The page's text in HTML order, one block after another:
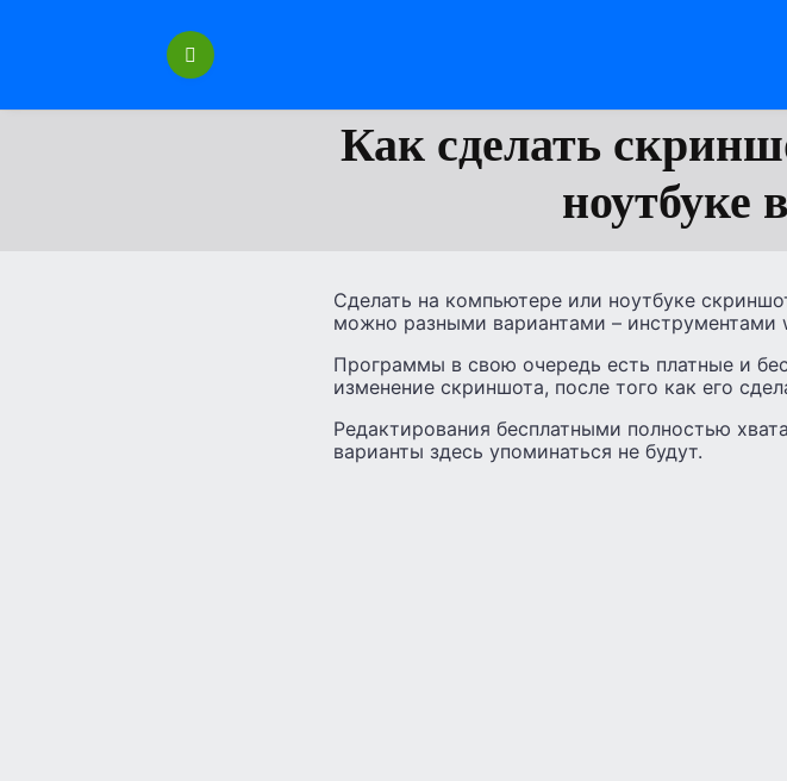
Как сделать
ноутбуке
Сделать на компьютере или ноутбуке
можно разными вариантами –
Программы в свою очередь есть платные и
изменение скриншота, после того как его
Редактирования бесплатными полностью
варианты здесь упоминаться не будут.